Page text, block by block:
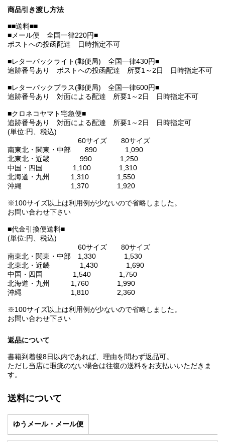
商品引き渡し方法
■■送料■■
■メール便 全国一律220円■
ポストへの投函配達 日時指定不可
■レターパックライト(郵便局) 全国一律430円■
追跡番号あり ポストへの投函配達 所要1～2日 日時指定不可
■レターパックプラス(郵便局) 全国一律600円■
追跡番号あり 対面による配達 所要1～2日 日時指定不可
■クロネコヤマト宅急便■
追跡番号あり 対面による配達 所要1～2日 日時指定可
(単位:円、税込)
60サイズ 80サイズ
南東北・関東・中部 890 1,090
北東北・近畿 990 1,250
中国・四国 1,100 1,310
北海道・九州 1,310 1,550
沖縄 1,370 1,920
※100サイズ以上は利用例が少ないので省略しました。
お問い合わせ下さい
■代金引換便送料■
(単位:円、税込)
60サイズ 80サイズ
南東北・関東・中部 1,330 1,530
北東北・近畿 1,430 1,690
中国・四国 1,540 1,750
北海道・九州 1,760 1,990
沖縄 1,810 2,360
※100サイズ以上は利用例が少ないので省略しました。
お問い合わせ下さい
返品について
書籍到着後8日以内であれば、理由を問わず返品可。
ただし当店に瑕疵のない場合は往復の送料をお支払いいただきま
す。
送料について
ゆうメール・メール便